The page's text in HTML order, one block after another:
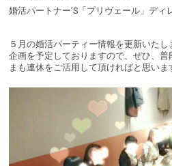
婚活パートナー’S「プリヴェール」ディ
５月の婚活パーティー情報を更新いた
企画を予定しておりますので、ぜひ、
まも連休をご活用して頂ければと思いま